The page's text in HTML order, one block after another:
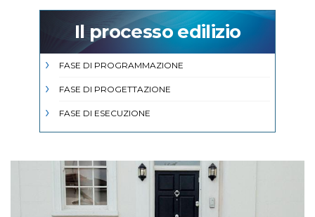
Il processo edilizio
FASE DI PROGRAMMAZIONE
FASE DI PROGETTAZIONE
FASE DI ESECUZIONE